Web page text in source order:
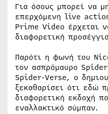
Για όσους μπορεί να
επερχόμενη live
Prime Video έρχεται
διαφορετική
Παρότι η φωνή του
τον ασπρόμαυρο
Spider-Verse, ο
ξεκαθαρίσει ότι εδώ
διαφορετική εκδοχή
εναλλακτικό σύμπαν.